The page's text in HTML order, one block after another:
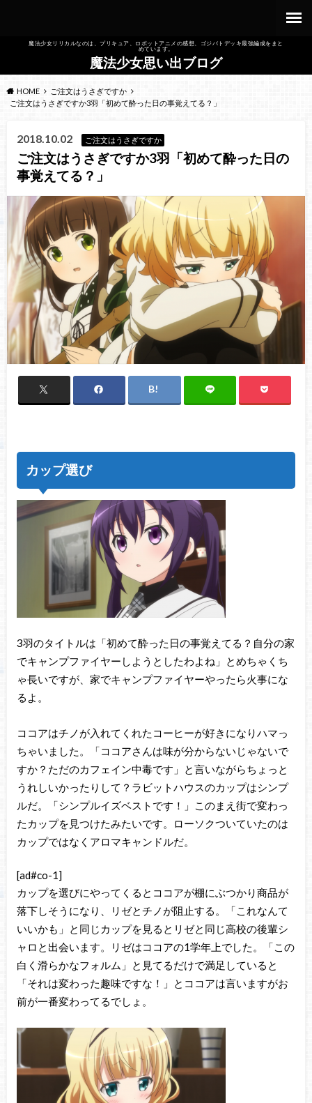
魔法少女リリカルなのは、プリキュア、ロボットアニメの感想、ゴジバトデッキ最強編成をまと
めています。
魔法少女思い出ブログ
HOME
ご注文はうさぎですか
ご注文はうさぎですか3羽「初めて酔った日の事覚えてる？」
2018.10.02 ご注文はうさぎですか
ご注文はうさぎですか3羽「初めて酔った日の
事覚えてる？」
カップ選び
3羽のタイトルは「初めて酔った日の事覚えてる？自分の家
でキャンプファイヤーしようとしたわよね」とめちゃくち
ゃ長いですが、家でキャンプファイヤーやったら火事にな
るよ。
ココアはチノが入れてくれたコーヒーが好きになりハマっ
ちゃいました。「ココアさんは味が分からないじゃないで
すか？ただのカフェイン中毒です」と言いながらちょっと
うれしいかったりして？ラビットハウスのカップはシンプ
ルだ。「シンプルイズベストです！」このまえ街で変わっ
たカップを見つけたみたいです。ローソクついていたのは
カップではなくアロマキャンドルだ。
[ad#co-1]
カップを選びにやってくるとココアが棚にぶつかり商品が
落下しそうになり、リゼとチノが阻止する。「これなんて
いいかも」と同じカップを見るとリゼと同じ高校の後輩シ
ャロと出会います。リゼはココアの1学年上でした。「この
白く滑らかなフォルム」と見てるだけで満足していると
「それは変わった趣味ですな！」とココアは言いますがお
前が一番変わってるでしょ。